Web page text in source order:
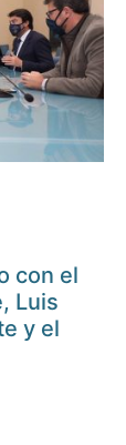
con el
Luis
y el